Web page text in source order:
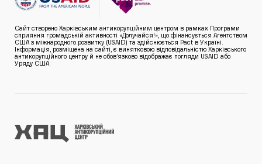
Сайт створено Харківським антикорупційним центром в рамках Програми
сприяння громадській активності «Долучайся!», що фінансується Агентством
США з міжнародного розвитку (USAID) та здійснюється Pact в Україні.
Інформація, розміщена на сайті, є винятковою відповідальністю Харківського
антикорупційного центру й не обов’язково відображає погляди USAID або
Уряду США.